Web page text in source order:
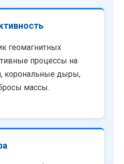
геомагнитных
процессы на
корональные дыры,
массы.